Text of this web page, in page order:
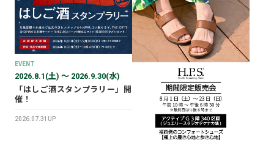
EVENT
2026.8.1(土) 〜 2026.9.30(水)
「はしご酒スタンプラリー」開
催！
2026.07.31UP